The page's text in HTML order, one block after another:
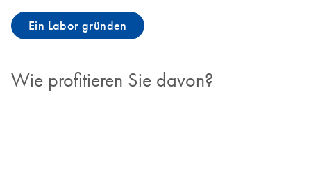
Ein Labor gründen
Wie profitieren Sie davon?